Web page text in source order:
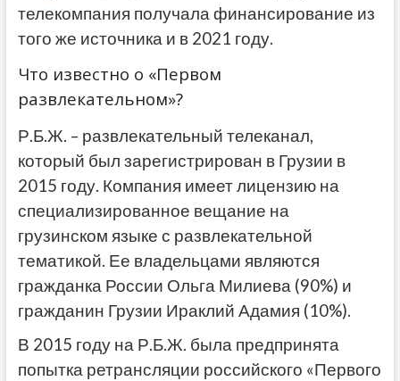
телекомпания получала финансирование из
того же источника и в 2021 году.
Что известно о «Первом
развлекательном»?
Р.Б.Ж. – развлекательный телеканал,
который был зарегистрирован в Грузии в
2015 году. Компания имеет лицензию на
специализированное вещание на
грузинском языке с развлекательной
тематикой. Ее владельцами являются
гражданка России Ольга Милиева (90%) и
гражданин Грузии Ираклий Адамия (10%).
В 2015 году на Р.Б.Ж. была предпринята
попытка ретрансляции российского «Первого